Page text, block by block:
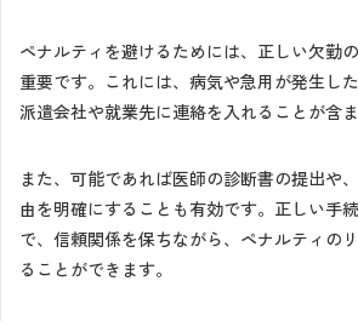
ペナルティを避けるためには、正しい欠勤
重要です。これには、病気や急用が発生し
派遣会社や就業先に連絡を入れることが含ま
また、可能であれば医師の診断書の提出や
由を明確にすることも有効です。正しい手
で、信頼関係を保ちながら、ペナルティの
ることができます。